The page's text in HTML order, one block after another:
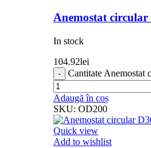
Anemostat circular
In stock
104.92lei
Cantitate Anemostat
Adaugă în coș
SKU: OD200
Quick view
Add to wishlist